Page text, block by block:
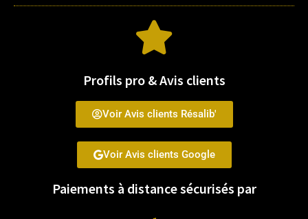
Profils pro & Avis clients
Voir Avis clients Résalib'
Voir Avis clients Google
Paiements à distance sécurisés par